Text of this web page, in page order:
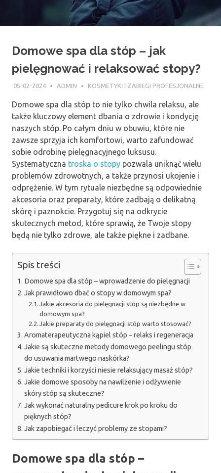
Domowe spa dla stóp – jak
pielęgnować i relaksować stopy?
05-02-2024 ADMIN KOSMETYKI I ZABIEGI PROFESJONALNE
Domowe spa dla stóp to nie tylko chwila relaksu, ale
także kluczowy element dbania o zdrowie i kondycję
naszych stóp. Po całym dniu w obuwiu, które nie
zawsze sprzyja ich komfortowi, warto zafundować
sobie odrobinę pielęgnacyjnego luksusu.
Systematyczna troska o stopy pozwala uniknąć wielu
problemów zdrowotnych, a także przynosi ukojenie i
odprężenie. W tym rytuale niezbędne są odpowiednie
akcesoria oraz preparaty, które zadbają o delikatną
skórę i paznokcie. Przygotuj się na odkrycie
skutecznych metod, które sprawią, że Twoje stopy
będą nie tylko zdrowe, ale także piękne i zadbane.
Spis treści
Domowe spa dla stóp – wprowadzenie do pielęgnacji
Jak prawidłowo dbać o stopy w domowym spa?
Jakie akcesoria do pielęgnacji stóp są niezbędne w
domowym spa?
Jakie preparaty do pielęgnacji stóp warto stosować?
Aromaterapeutyczna kąpiel stóp – relaks i regeneracja
Jakie są skuteczne metody domowego peelingu stóp
do usuwania martwego naskórka?
Jakie techniki i korzyści niesie relaksujący masaż stóp?
Jakie domowe sposoby na nawilżenie i odżywienie
skóry stóp są skuteczne?
Jak wykonać naturalny pedicure krok po kroku do
pięknych stóp?
Jak zapobiegać i leczyć problemy ze stopami?
Domowe spa dla stóp –